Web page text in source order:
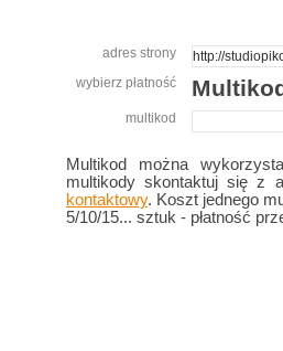
adres strony
wybierz płatność
multikod
Multikod można
multikody skontaktuj się z
kontaktowy. Koszt jednego
5/10/15... sztuk - płatność